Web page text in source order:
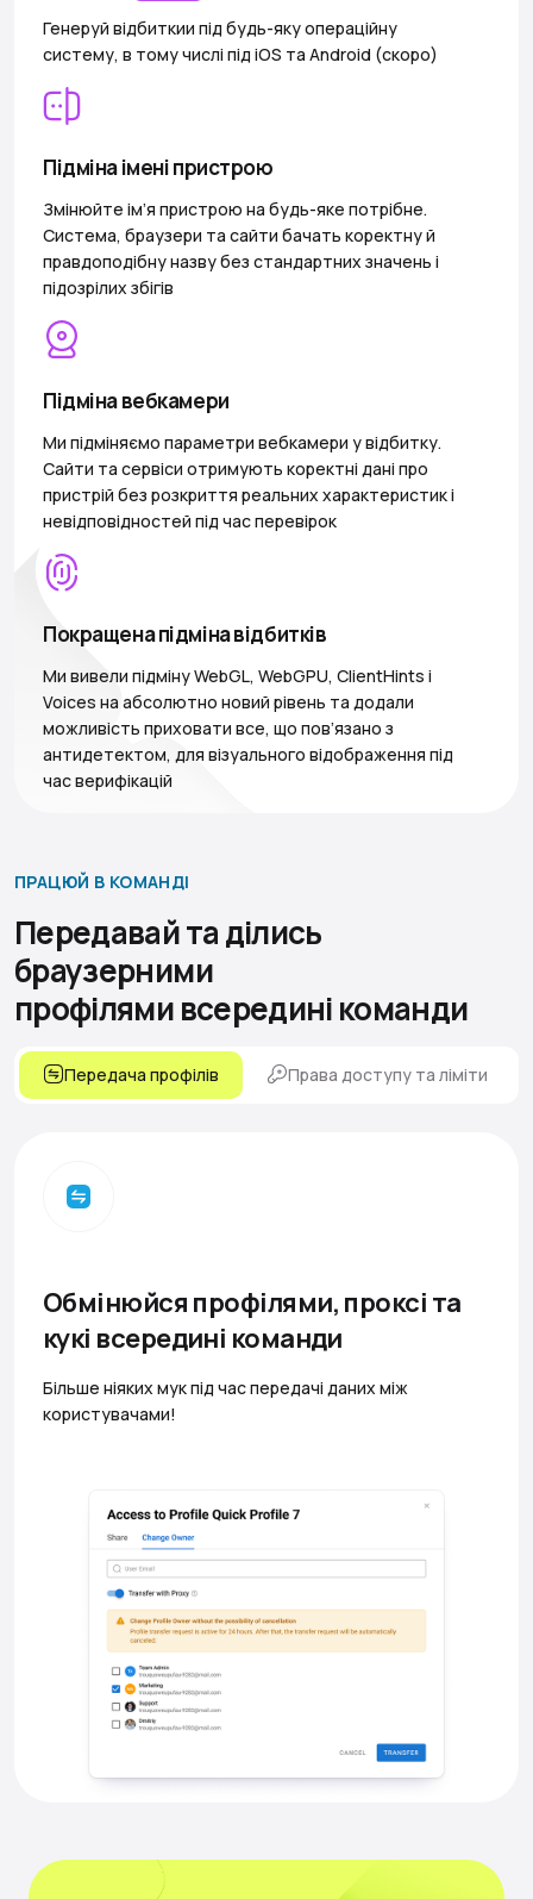
Генеруй відбиткии під будь-яку операційну
систему, в тому числі під iOS та Android (скоро)
Підміна імені пристрою
Змінюйте ім’я пристрою на будь-яке потрібне.
Система, браузери та сайти бачать коректну й
правдоподібну назву без стандартних значень і
підозрілих збігів
Підміна вебкамери
Ми підміняємо параметри вебкамери у відбитку.
Сайти та сервіси отримують коректні дані про
пристрій без розкриття реальних характеристик і
невідповідностей під час перевірок
Покращена підміна відбитків
Ми вивели підміну WebGL, WebGPU, ClientHints і
Voices на абсолютно новий рівень та додали
можливість приховати все, що пов’язано з
антидетектом, для візуального відображення під
час верифікацій
ПРАЦЮЙ В КОМАНДІ
Передавай та ділись
браузерними
профілями всередині команди
Передача профілів Права доступу та ліміти
Обмінюйся профілями, проксі та
кукі всередині команди
Більше ніяких мук під час передачі даних між
користувачами!